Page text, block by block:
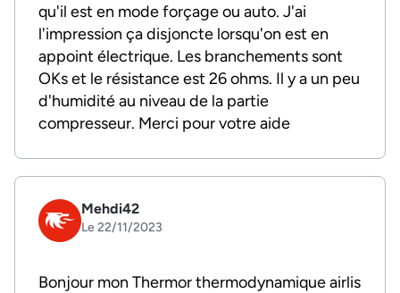
qu'il est en mode forçage ou auto. J'ai
l'impression ça disjoncte lorsqu'on est en
appoint électrique. Les branchements sont
OKs et le résistance est 26 ohms. Il y a un peu
d'humidité au niveau de la partie
compresseur. Merci pour votre aide
Mehdi42
Le 22/11/2023
Bonjour mon Thermor thermodynamique airlis